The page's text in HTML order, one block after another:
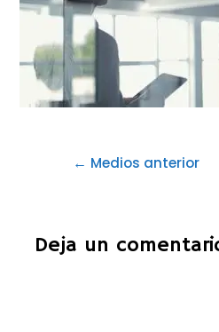
← Medios anterior
Deja un